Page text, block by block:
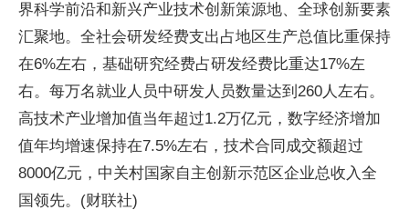
界科学前沿和新兴产业技术创新策源地、全球创新要素
汇聚地。全社会研发经费支出占地区生产总值比重保持
在6%左右，基础研究经费占研发经费比重达17%左
右。每万名就业人员中研发人员数量达到260人左右。
高技术产业增加值当年超过1.2万亿元，数字经济增加
值年均增速保持在7.5%左右，技术合同成交额超过
8000亿元，中关村国家自主创新示范区企业总收入全
国领先。(财联社)